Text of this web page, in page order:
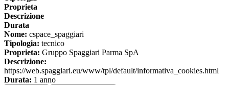
Proprieta
Descrizione
Durata
Nome: cspace_spaggiari
Tipologia: tecnico
Proprieta: Gruppo Spaggiari Parma SpA
Descrizione:
https://web.spaggiari.eu/www/tpl/default/informativa_cookies.html
Durata: 1 anno